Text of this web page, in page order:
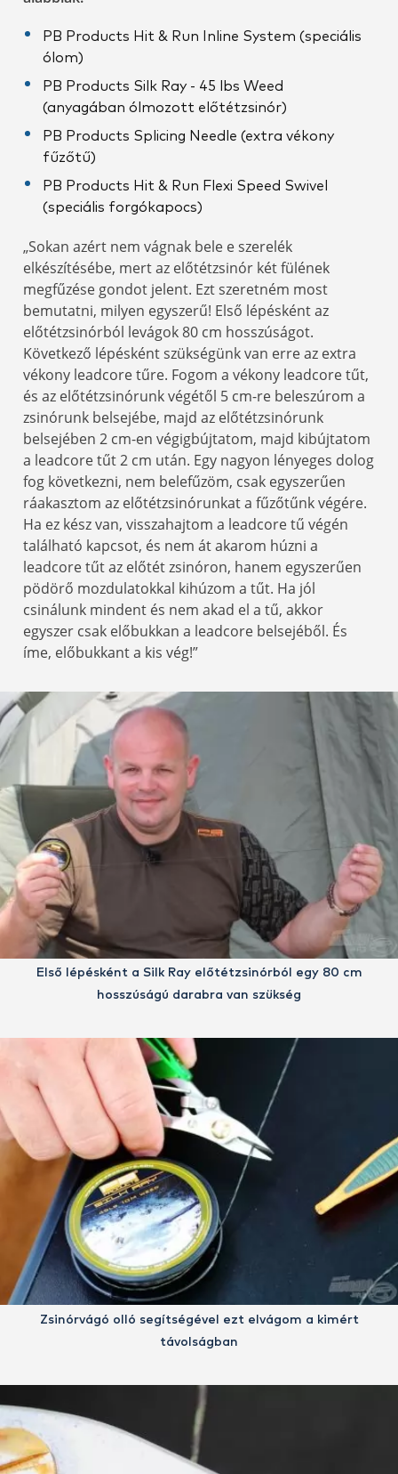
PB Products Hit & Run Inline System (speciális
ólom)
PB Products Silk Ray - 45 lbs Weed
(anyagában ólmozott előtétzsinór)
PB Products Splicing Needle (extra vékony
fűzőtű)
PB Products Hit & Run Flexi Speed Swivel
(speciális forgókapocs)
„Sokan azért nem vágnak bele e szerelék
elkészítésébe, mert az előtétzsinór két fülének
megfűzése gondot jelent. Ezt szeretném most
bemutatni, milyen egyszerű! Első lépésként az
előtétzsinórból levágok 80 cm hosszúságot.
Következő lépésként szükségünk van erre az extra
vékony leadcore tűre. Fogom a vékony leadcore tűt,
és az előtétzsinórunk végétől 5 cm-re beleszúrom a
zsinórunk belsejébe, majd az előtétzsinórunk
belsejében 2 cm-en végigbújtatom, majd kibújtatom
a leadcore tűt 2 cm után. Egy nagyon lényeges dolog
fog következni, nem belefűzöm, csak egyszerűen
ráakasztom az előtétzsinórunkat a fűzőtűnk végére.
Ha ez kész van, visszahajtom a leadcore tű végén
található kapcsot, és nem át akarom húzni a
leadcore tűt az előtét zsinóron, hanem egyszerűen
pödörő mozdulatokkal kihúzom a tűt. Ha jól
csinálunk mindent és nem akad el a tű, akkor
egyszer csak előbukkan a leadcore belsejéből. És
íme, előbukkant a kis vég!”
Első lépésként a Silk Ray előtétzsinórból egy 80 cm
hosszúságú darabra van szükség
Zsinórvágó olló segítségével ezt elvágom a kimért
távolságban